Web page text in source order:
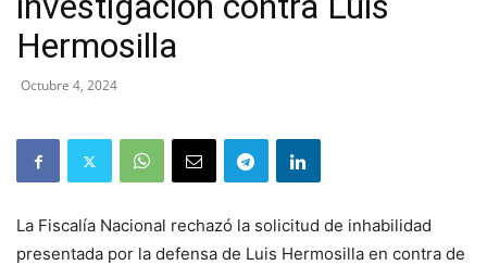
Hermosilla
Octubre 4, 2024
La Fiscalía Nacional rechazó la solicitud de inhabilidad
presentada por la defensa de Luis Hermosilla en contra de